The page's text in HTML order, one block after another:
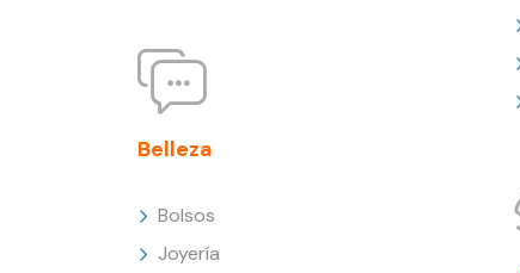
Belleza
Bolsos
Joyería